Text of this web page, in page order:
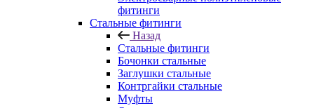
фитинги
Стальные фитинги
Назад
Стальные фитинги
Бочонки стальные
Заглушки стальные
Контргайки стальные
Муфты